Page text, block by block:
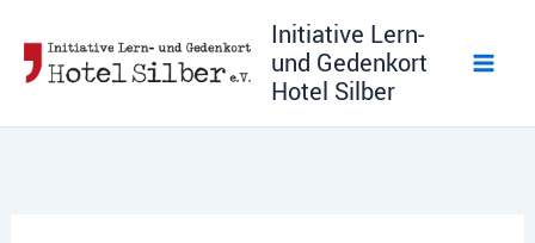
Inhalt
springen
Initiative Lern-
und Gedenkort
Hotel Silber